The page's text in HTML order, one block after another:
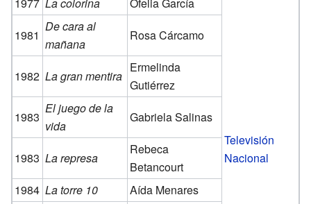
Televisión
Nacional
1977 La colorina
Ofelia García
1981
De cara al
mañana
Rosa Cárcamo
1982 La gran mentira
Ermelinda
Gutiérrez
1983
El juego de la
vida
Gabriela Salinas
1983 La represa
Rebeca
Betancourt
1984 La torre 10
Aída Menares